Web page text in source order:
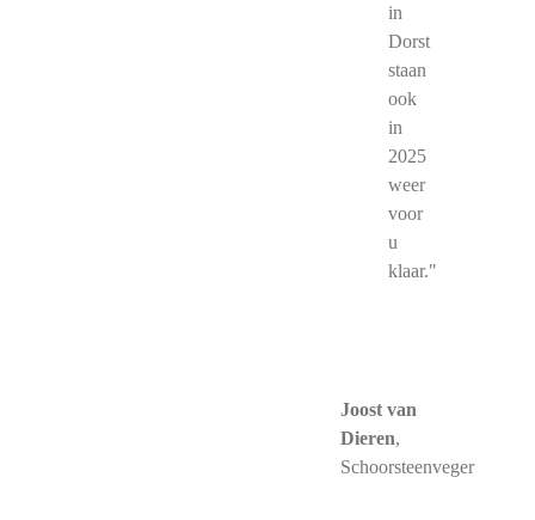
in
Dorst
staan
ook
in
2025
weer
voor
u
klaar."
Joost van
Dieren,
Schoorsteenveger